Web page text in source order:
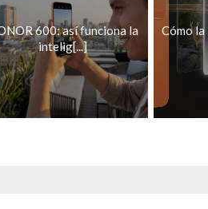
600: así funciona la
intelig[...]
Cómo